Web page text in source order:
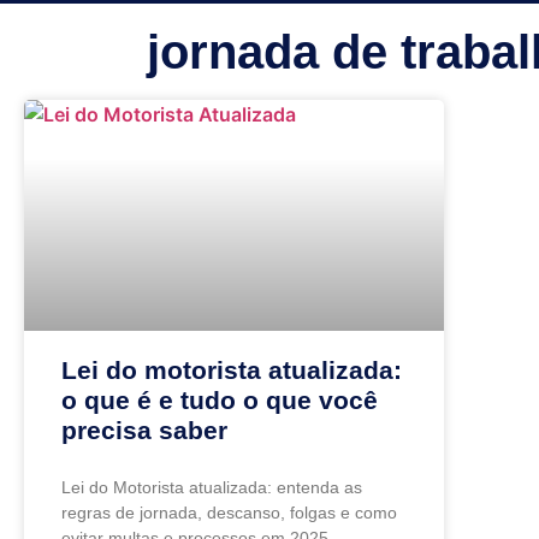
jornada de
Lei do motorista atualizada:
o que é e tudo o que você
precisa saber
Lei do Motorista atualizada: entenda as
regras de jornada, descanso, folgas e como